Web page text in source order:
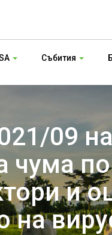
Събития
09
чума
и
на